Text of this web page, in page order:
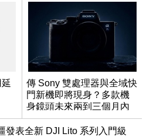
傳 Sony 雙處理器與全域快
門新機即將現身？多款機
身鏡頭未來兩到三個月內
有望登場
發表全新 DJI Lito 系列入門級